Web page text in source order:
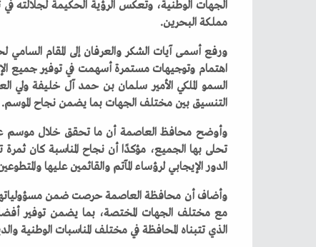
‬مملكة‭ ‬البحرين‭.‬
‬التنسيق‭ ‬بين‭ ‬مختلف‭ ‬الجهات‭ ‬بما‭ ‬يضمن‭ ‬نجاح‭ ‬الموسم‭.‬
‬الدور‭ ‬الإيجابي‭ ‬لرؤساء‭ ‬المآتم‭ ‬والقائمين‭ ‬عليها‭ ‬والمتطوعين،‭ ‬وما‭ ‬أبدوه‭ ‬من‭ ‬التزام‭ ‬وتعاون‭ ‬أسهم‭ ‬في‭ ‬إنجاح‭ ‬مختلف‭ ‬الفعاليات‭.‬
‬الذي‭ ‬تتبناه‭ ‬المحافظة‭ ‬في‭ ‬مختلف‭ ‬المناسبات‭ ‬الوطنية‭ ‬والدينية‭.‬